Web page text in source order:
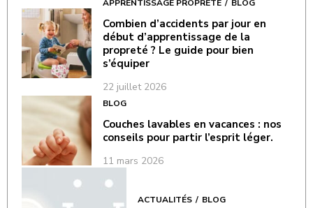
APPRENTISSAGE PROPRETÉ BLOG
Combien d’accidents par jour en
début d’apprentissage de la
propreté ? Le guide pour bien
s’équiper
22 juillet 2026
BLOG
Couches lavables en vacances : nos
conseils pour partir l’esprit léger.
11 mars 2026
ACTUALITÉS BLOG